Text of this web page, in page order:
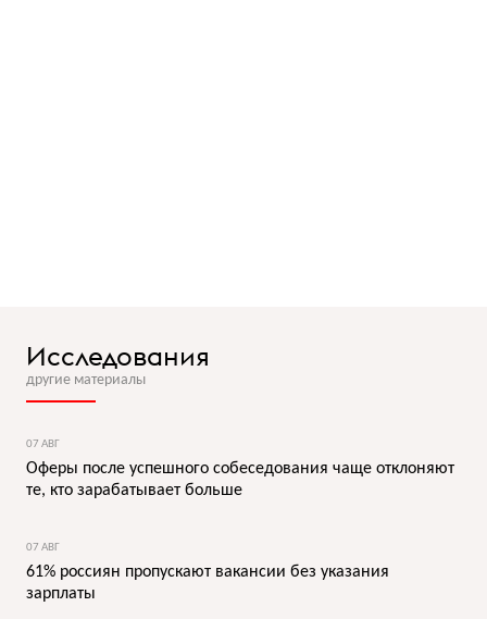
Исследования
другие материалы
07 АВГ
Оферы после успешного собеседования чаще отклоняют
те, кто зарабатывает больше
07 АВГ
61% россиян пропускают вакансии без указания
зарплаты